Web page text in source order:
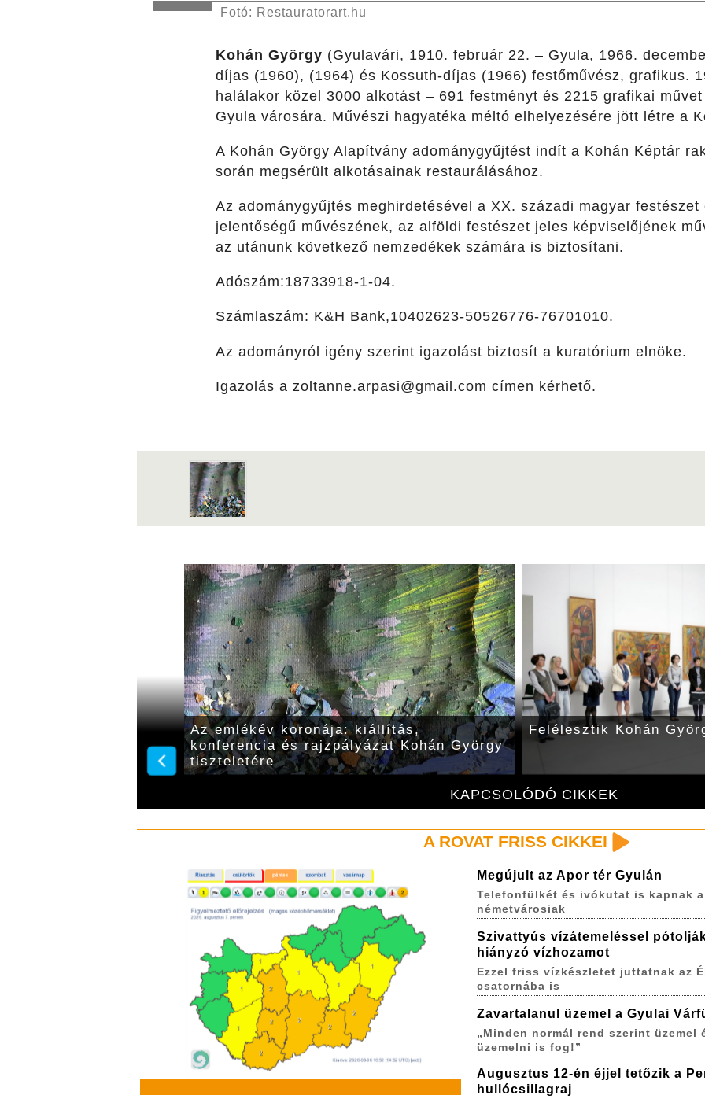
Fotó: Restauratorart.hu
Kohán György (Gyulavári, 1910. február 22. – Gyula, 1966.
díjas (1960), (1964) és Kossuth-díjas (1966) festőművész, grafikus.
halálakor közel 3000 alkotást – 691 festményt és 2215 grafikai
Gyula városára. Művészi hagyatéka méltó elhelyezésére jött létre a
A Kohán György Alapítvány adománygyűjtést indít a Kohán Képtár
során megsérült alkotásainak restaurálásához.
Az adománygyűjtés meghirdetésével a XX. századi magyar festészet
jelentőségű művészének, az alföldi festészet jeles képviselőjének
az utánunk következő nemzedékek számára is biztosítani.
Adószám:18733918-1-04.
Számlaszám: K&H Bank,10402623-50526776-76701010.
Az adományról igény szerint igazolást biztosít a kuratórium elnöke.
Igazolás a zoltanne.arpasi@gmail.com címen kérhető.
KAPCSOLÓDÓ CIKKEK
egy egész város
Az emlékév koronája: kiállítás,
konferencia és rajzpályázat Kohán György
tiszteletére
Felélesztik Kohán
A ROVAT FRISS CIKKEI
Megújult az Apor tér Gyulán
Telefonfülkét és ivókutat is kapnak a
németvárosiak
Szivattyús vízátemeléssel
hiányzó vízhozamot
Ezzel friss vízkészletet juttatnak az
csatornába is
Zavartalanul üzemel a Gyulai
„Minden normál rend szerint üzemel
üzemelni is fog!”
Augusztus 12-én éjjel tetőzik a
hullócsillagraj